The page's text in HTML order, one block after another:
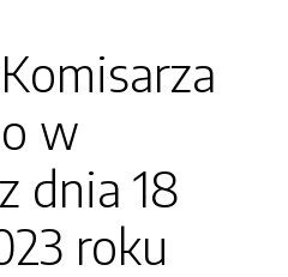
w
dnia 18
roku